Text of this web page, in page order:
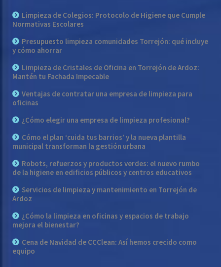
Limpieza de Colegios: Protocolo de Higiene que Cumple
Normativas Escolares
Presupuesto limpieza comunidades Torrejón: qué incluye
y cómo ahorrar
Limpieza de Cristales de Oficina en Torrejón de Ardoz:
Mantén tu Fachada Impecable
Ventajas de contratar una empresa de limpieza para
oficinas
¿Cómo elegir una empresa de limpieza profesional?
Cómo el plan ‘cuida tus barrios’ y la nueva plantilla
municipal transforman la gestión urbana
Robots, refuerzos y productos verdes: el nuevo rumbo
de la higiene en edificios públicos y centros educativos
Servicios de limpieza y mantenimiento en Torrejón de
Ardoz
¿Cómo la limpieza en oficinas y espacios de trabajo
mejora el bienestar?
Cena de Navidad de CCClean: Así hemos crecido como
equipo